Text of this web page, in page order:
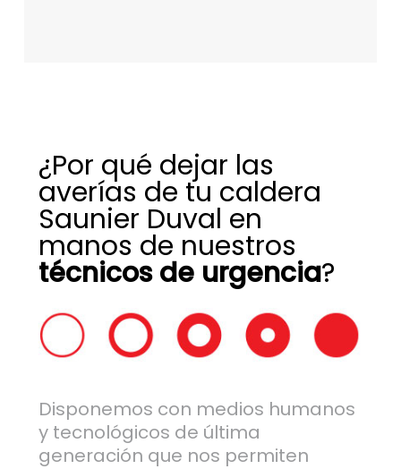
¿Por qué dejar las
averías de tu caldera
Saunier Duval en
manos de nuestros
técnicos de urgencia?
Disponemos con medios humanos
y tecnológicos de última
generación que nos permiten